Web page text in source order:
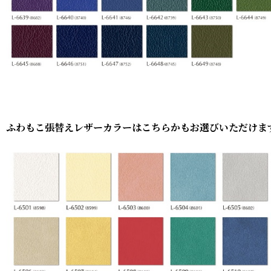
ふわもこ張替えレザーカラーはこちらかもお選びいただけま